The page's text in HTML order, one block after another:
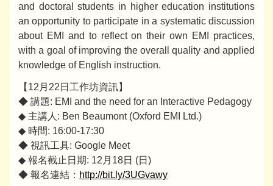
and doctoral students in higher education institutions
an opportunity to participate in a systematic discussion
about EMI and to reflect on their own EMI practices,
with a goal of improving the overall quality and applied
knowledge of English instruction.
【12月22日工作坊資訊】
◆ 講題: EMI and the need for an Interactive Pedagogy
◆ 主講人: Ben Beaumont (Oxford EMI Ltd.)
◆ 時間: 16:00-17:30
◆ 視訊工具: Google Meet
◆ 報名截止日期: 12月18日 (日)
◆ 報名連結： http://bit.ly/3UGvawy